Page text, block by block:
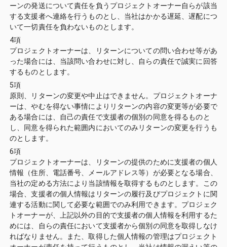
ーンの発送について責任を負うプロジェクトオーナー自らが該当
する支援者へ連絡を行うものとし、当社はかかる遅延、遅配につ
いて一切責任を負わないものとします。
4項
プロジェクトオーナーは、リターンについての問い合わせ等があ
った場合には、当該問い合わせに対し、自らの責任で誠実に回答
するものとします。
5項
原則、リターンの変更や中止はできません。プロジェクトオーナ
ーは、やむを得ない事情によりリターンの内容の変更等が必要で
ある場合には、自己の責任で支援者の個別の同意を得るものと
し、同意を得られた範囲内においてのみリターンの変更を行うも
のとします。
6項
プロジェクトオーナーは、リターンの提供のために支援者の個人
情報（住所、電話番号、メールアドレス等）が必要となる場合、
当社の定める方法により当該情報を取得するものとします。この
場合、支援者の個人情報はリターンの履行及びプロジェクトに関
連する活動に関して必要な範囲でのみ利用できます。プロジェク
トオーナーが、上記以外の目的で支援者の個人情報を利用するた
めには、自らの責任において支援者から個別の同意を取得しなけ
ればなりません。また、取得した個人情報の管理はプロジェクト